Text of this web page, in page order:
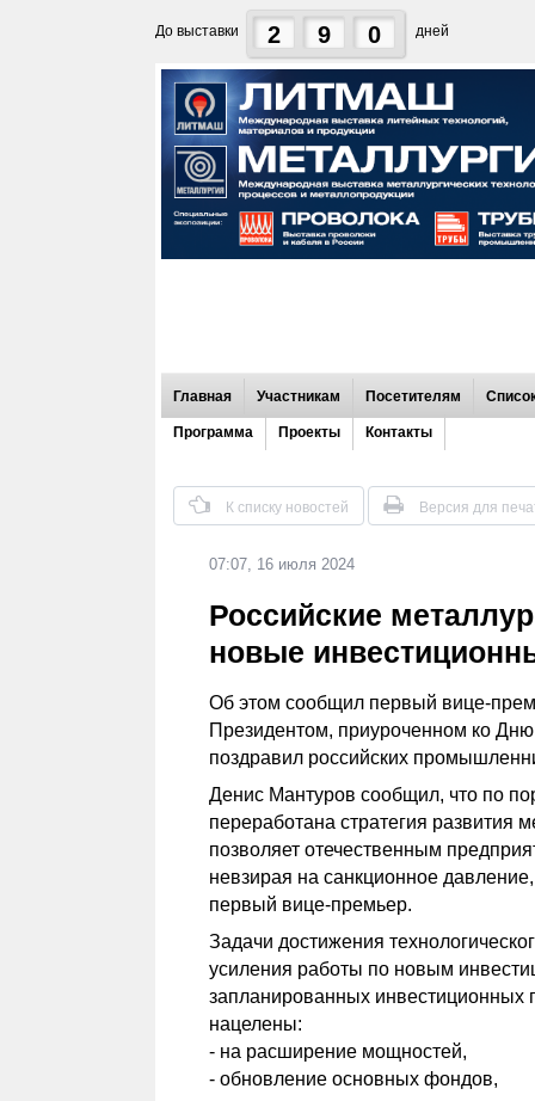
До выставки 2 9 0 дней
Главная Участникам Посетителям
Программа Проекты Контакты
К списку новостей Версия для
07:07, 16 июля 2024
Российские
новые
Об этом сообщил первый вице-
Президентом, приуроченном ко
поздравил российских
Денис Мантуров сообщил, что по
переработана стратегия развития
позволяет отечественным
невзирая на санкционное
первый вице-премьер.
Задачи достижения
усиления работы по новым
запланированных инвестиционных
нацелены:
- на расширение мощностей,
- обновление основных фондов,